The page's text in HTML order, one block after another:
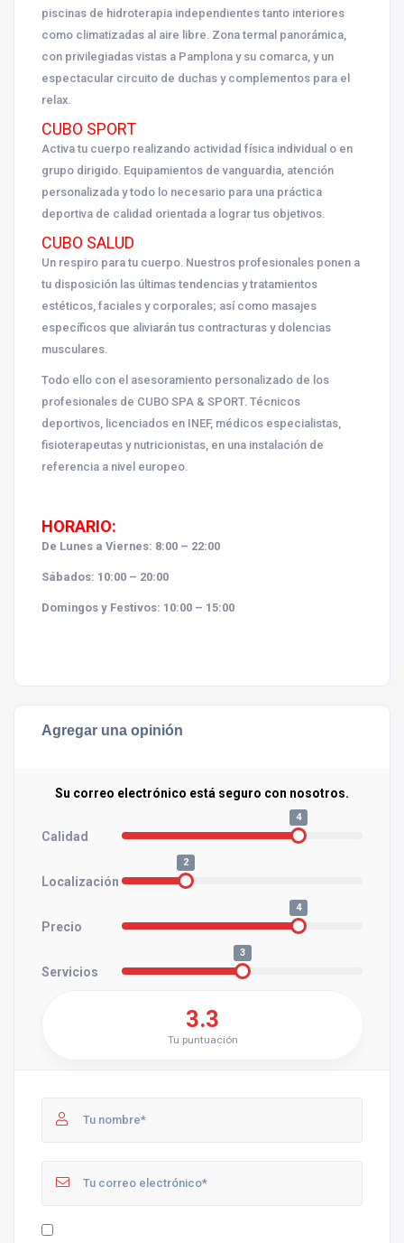
piscinas de hidroterapia independientes tanto interiores
como climatizadas al aire libre. Zona termal panorámica,
con privilegiadas vistas a Pamplona y su comarca, y un
espectacular circuito de duchas y complementos para el
relax.
CUBO SPORT
Activa tu cuerpo realizando actividad física individual o en
grupo dirigido. Equipamientos de vanguardia, atención
personalizada y todo lo necesario para una práctica
deportiva de calidad orientada a lograr tus objetivos.
CUBO SALUD
Un respiro para tu cuerpo. Nuestros profesionales ponen a
tu disposición las últimas tendencias y tratamientos
estéticos, faciales y corporales; así como masajes
específicos que aliviarán tus contracturas y dolencias
musculares.
Todo ello con el asesoramiento personalizado de los
profesionales de CUBO SPA & SPORT. Técnicos
deportivos, licenciados en INEF, médicos especialistas,
fisioterapeutas y nutricionistas, en una instalación de
referencia a nivel europeo.
HORARIO:
De Lunes a Viernes: 8:00 – 22:00
Sábados: 10:00 – 20:00
Domingos y Festivos: 10:00 – 15:00
Agregar una opinión
Su correo electrónico está seguro con nosotros.
Calidad
4
Localización
2
Precio
4
Servicios
3
3.3
Tu puntuación